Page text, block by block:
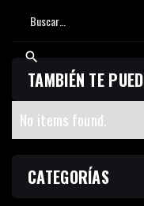
TAMBIÉN TE
No items found.
CATEGORÍAS